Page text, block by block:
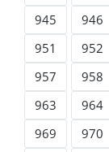
945
946
951
952
957
958
963
964
969
970